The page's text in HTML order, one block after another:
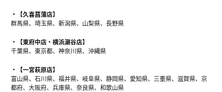
【久喜菖蒲店】
群馬県、埼玉県、新潟県、山梨県、長野県
【東府中店・横浜瀬谷店】
千葉県、東京都、神奈川県、沖縄県
【一宮萩原店】
富山県、石川県、福井県、岐阜県、静岡県、愛知県、三重県、滋賀県、京
都府、大阪府、兵庫県、奈良県、和歌山県